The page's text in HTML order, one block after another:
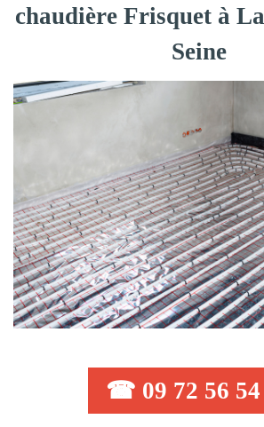
chaudière Frisquet à
Seine
☎ 09 72 56 54